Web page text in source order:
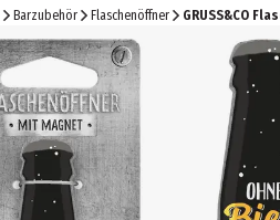
Barzubehör Flaschenöffner GRUSS&CO